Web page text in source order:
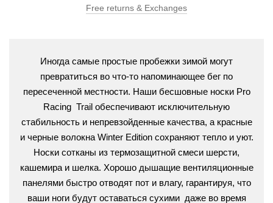
Free returns & Exchanges
Иногда самые простые пробежки зимой могут
превратиться во что-то напоминающее бег по
пересеченной местности. Наши бесшовные носки Pro
Racing Trail обеспечивают исключительную
стабильность и непревзойденные качества, а красные
и черные волокна Winter Edition сохраняют тепло и уют.
Носки сотканы из термозащитной смеси шерсти,
кашемира и шелка. Хорошо дышащие вентиляционные
панелями быстро отводят пот и влагу, гарантируя, что
ваши ноги будут оставаться сухими даже во время